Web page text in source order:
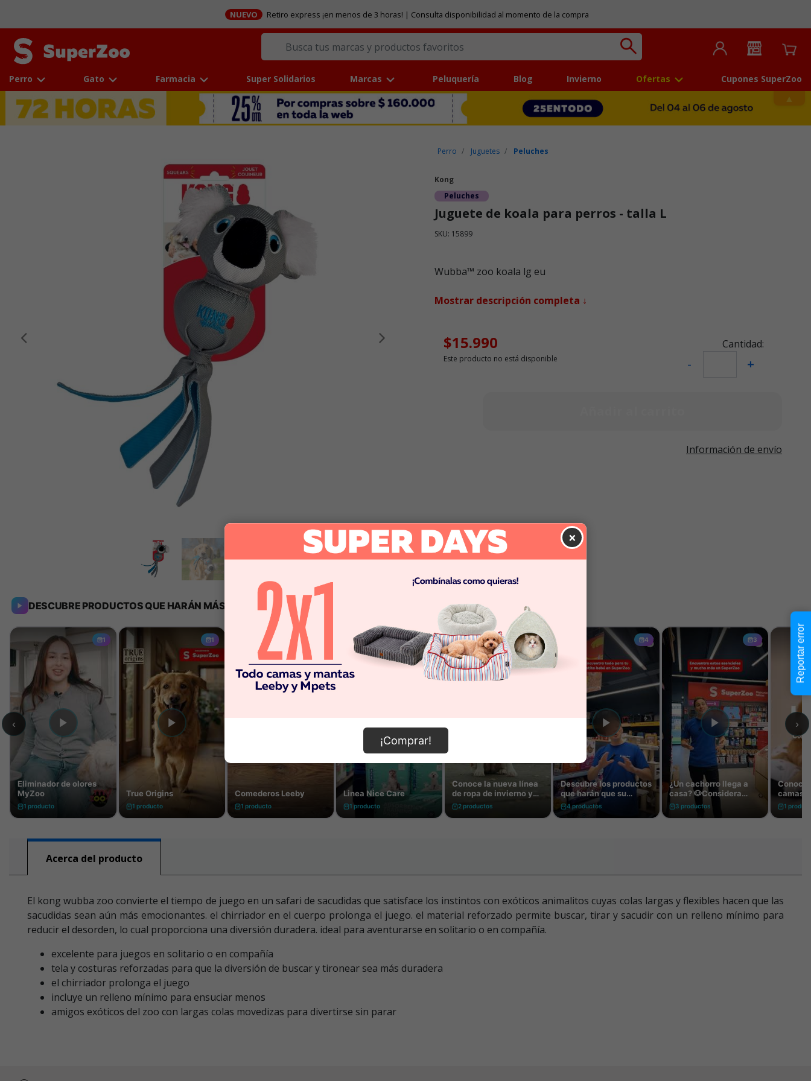
NUEVO Retiro express ¡en menos de 3 horas! | Consulta disponibilidad al momento de la compra
Perro Gato Farmacia Super Solidarios Marcas Peluquería Blog Invierno Ofertas Cupones SuperZoo
Anterior
Perro Juguetes Peluches
Kong
Peluches
Juguete de koala para perros - talla L
SKU: 15899
Wubba™ zoo koala lg eu
Mostrar descripción completa ↓
Cantidad:
- +
$15.990
Este producto no está disponible
Información de envío
Acerca del producto
El kong wubba zoo convierte el tiempo de juego en un safari de sacudidas que satisface los instintos con exóticos animalitos cuyas colas largas y flexibles hacen que las
sacudidas sean aún más emocionantes. el chirriador en el cuerpo prolonga el juego. el material reforzado permite buscar, tirar y sacudir con un relleno mínimo para
reducir el desorden, lo cual proporciona una diversión duradera. ideal para aventurarse en solitario o en compañía.
excelente para juegos en solitario o en compañía
tela y costuras reforzadas para que la diversión de buscar y tironear sea más duradera
el chirriador prolonga el juego
incluye un relleno mínimo para ensuciar menos
amigos exóticos del zoo con largas colas movedizas para divertirse sin parar
×
¡Comprar!
Reportar error